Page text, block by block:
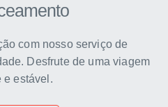
com nosso serviço de
Desfrute de uma viagem
e estável.